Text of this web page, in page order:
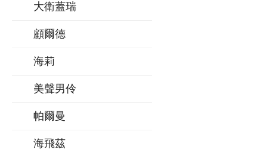
大衛蓋瑞
顧爾德
海莉
美聲男伶
帕爾曼
海飛茲